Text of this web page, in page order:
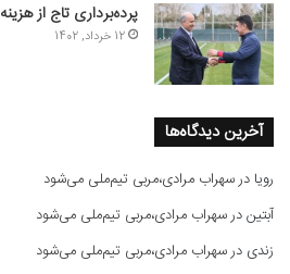
پرده‌برداری تاج از هزینه ۴۱۱ میلیاردی یک باشگاه!
12 خرداد, 1402
آخرین دیدگاه‌ها
رویا درسهراب مرادی،مربی تیم‌ملی می‌شود
آبتیندرسهراب مرادی،مربی تیم‌ملی می‌شود
زندی درسهراب مرادی،مربی تیم‌ملی می‌شود